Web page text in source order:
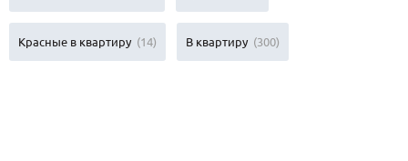
Красные в квартиру (14) В квартиру (300)